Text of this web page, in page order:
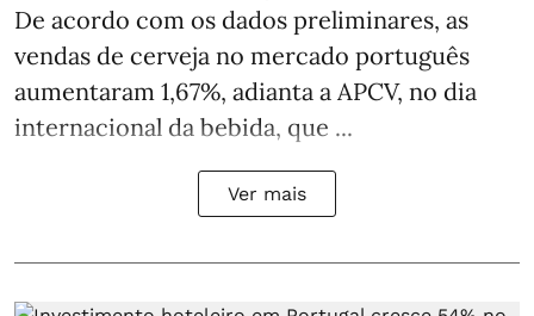
De acordo com os dados preliminares, as
vendas de cerveja no mercado português
aumentaram 1,67%, adianta a APCV, no dia
internacional da bebida, que ...
Ver mais